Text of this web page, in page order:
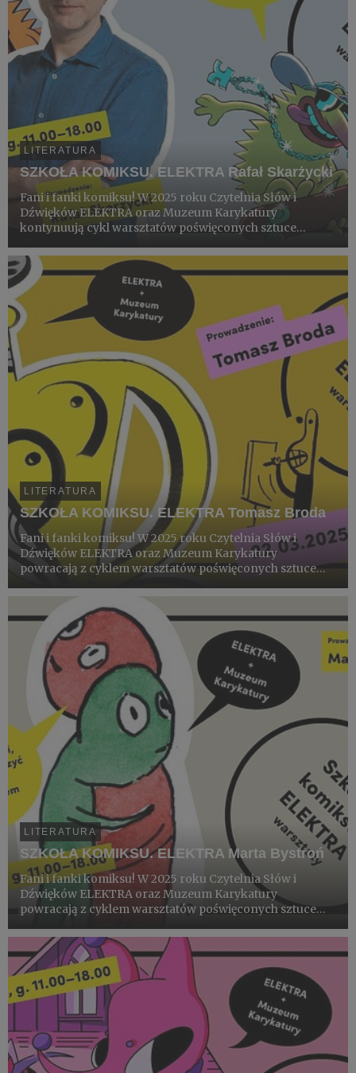
LITERATURA
SZKOŁA KOMIKSU. ELEKTRA Rafał Skarżycki
Fani i fanki komiksu! W 2025 roku Czytelnia Słów i
Dźwięków ELEKTRA oraz Muzeum Karykatury
kontynuują cykl warsztatów poświęconych sztuce
LITERATURA
SZKOŁA KOMIKSU. ELEKTRA Tomasz Broda
Fani i fanki komiksu! W 2025 roku Czytelnia Słów i
Dźwięków ELEKTRA oraz Muzeum Karykatury
powracają z cyklem warsztatów poświęconych sztuce
LITERATURA
SZKOŁA KOMIKSU. ELEKTRA Marta Bystroń
Fani i fanki komiksu! W 2025 roku Czytelnia Słów i
Dźwięków ELEKTRA oraz Muzeum Karykatury
powracają z cyklem warsztatów poświęconych sztuce